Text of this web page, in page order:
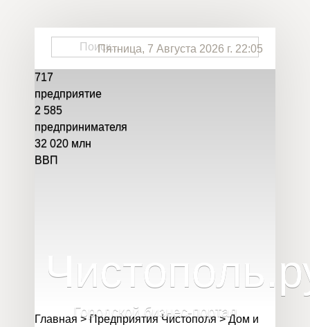
Пятница, 7 Августа 2026 г. 22:05
717
предприятие
2 585
предпринимателя
32 020 млн
ВВП
Чистополь
Городской бизнес-портал
Главная > Предприятия Чистополя > Дом и